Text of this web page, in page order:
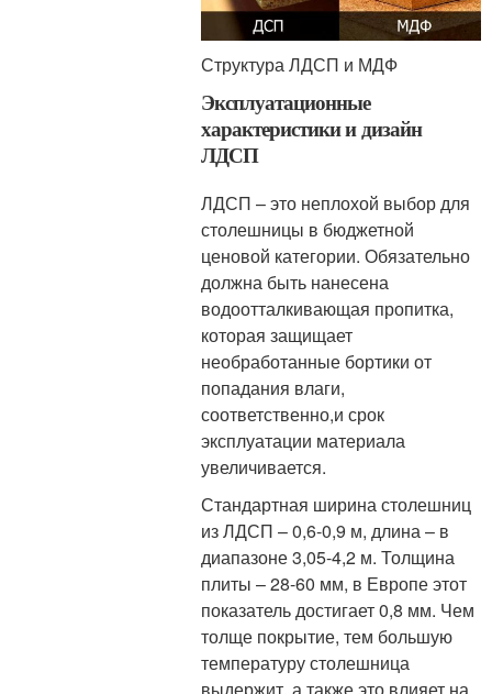
Структура ЛДСП и МДФ
Эксплуатационные
характеристики и дизайн
ЛДСП
ЛДСП – это неплохой выбор для
столешницы в бюджетной
ценовой категории. Обязательно
должна быть нанесена
водоотталкивающая пропитка,
которая защищает
необработанные бортики от
попадания влаги,
соответственно,и срок
эксплуатации материала
увеличивается.
Стандартная ширина столешниц
из ЛДСП – 0,6-0,9 м, длина – в
диапазоне 3,05-4,2 м. Толщина
плиты – 28-60 мм, в Европе этот
показатель достигает 0,8 мм. Чем
толще покрытие, тем большую
температуру столешница
выдержит, а также это влияет на